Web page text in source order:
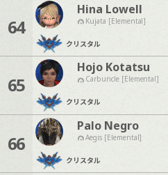
64
Hina Lowell
Kujata [Elemental]
クリスタル
65
Hojo Kotatsu
Carbuncle [Elemental]
クリスタル
66
Palo Negro
Aegis [Elemental]
クリスタル